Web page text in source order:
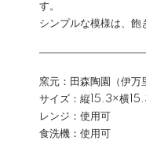
す。
シンプルな模様は、飽
窯元：田森陶園（伊万
サイズ：縦15.3×横
レンジ：使用可
食洗機：使用可